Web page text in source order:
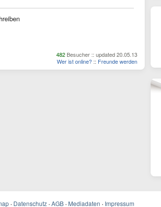
482 Besucher :: updated 20.05.13
Wer ist online? :: Freunde werden
· Datenschutz · AGB · Mediadaten · Impressum